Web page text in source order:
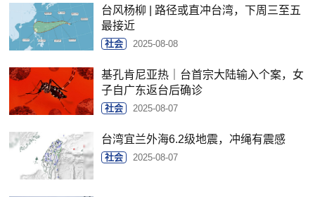
台风杨柳 | 路径或直冲台湾，下周三至五
最接近
社会 2025-08-08
基孔肯尼亚热｜台首宗大陆输入个案，女
子自广东返台后确诊
社会 2025-08-07
台湾宜兰外海6.2级地震，冲绳有震感
社会 2025-08-07